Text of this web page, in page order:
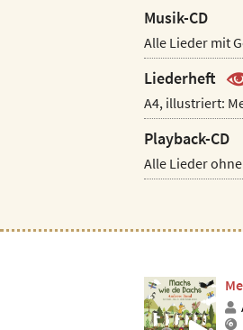
Musik-CD
Alle Lieder mit
Liederheft
A4, illustriert:
Playback-CD
Alle Lieder